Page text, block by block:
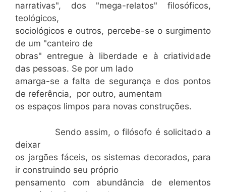
narrativas", dos "mega-relatos" filosóficos,
teológicos,
sociológicos e outros, percebe-se o surgimento
de um "canteiro de
obras" entregue à liberdade e à criatividade
das pessoas. Se por um lado
amarga-se a falta de segurança e dos pontos
de referência, por outro, aumentam
os espaços limpos para novas construções.
Sendo assim, o filósofo é solicitado a
deixar
os jargões fáceis, os sistemas decorados, para
ir construindo seu próprio
pensamento com abundância de elementos